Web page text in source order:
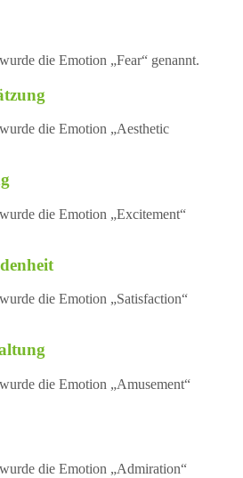
die Emotion „Fear“ genannt.
die Emotion „Aesthetic
die Emotion „Excitement“
die Emotion „Satisfaction“
die Emotion „Amusement“
die Emotion „Admiration“